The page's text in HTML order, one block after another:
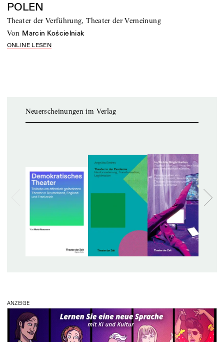
POLEN
Theater der Verführung, Theater der Verneinung
von Marcin Kościelniak
ONLINE LESEN
Neuerscheinungen im Verlag
ANZEIGE